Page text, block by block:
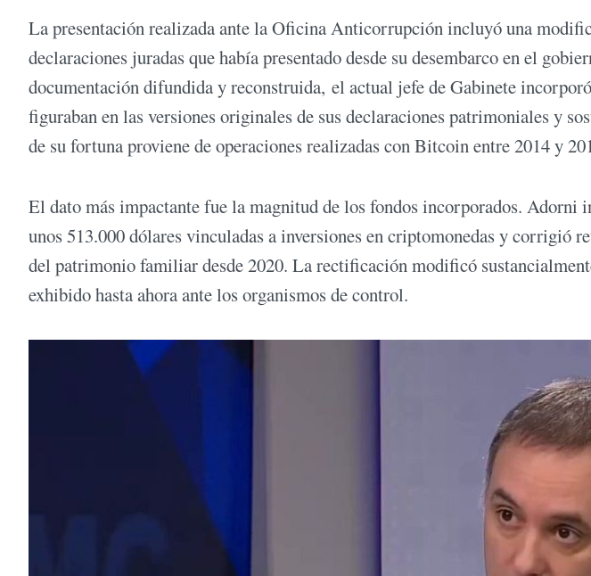
La presentación realizada ante la Oficina Anticorrupción incluyó una
declaraciones juradas que había presentado desde su desembarco en el
documentación difundida y reconstruida, el actual jefe de Gabinete
figuraban en las versiones originales de sus declaraciones patrimoniales y
de su fortuna proviene de operaciones realizadas con Bitcoin entre 2014 y
El dato más impactante fue la magnitud de los fondos incorporados. Adorni
unos 513.000 dólares vinculadas a inversiones en criptomonedas y corrigió
del patrimonio familiar desde 2020. La rectificación modificó
exhibido hasta ahora ante los organismos de control.